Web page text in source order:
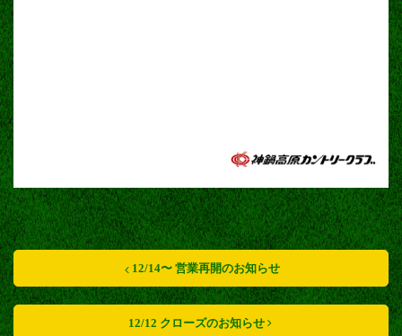
12/14〜 営業再開のお知らせ
12/12 クローズのお知らせ